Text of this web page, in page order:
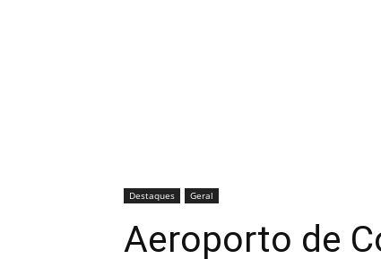
Destaques Geral
Aeroporto de